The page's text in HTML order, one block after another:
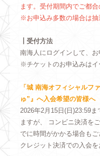
ます。受付期間内でご都
※お申込み多数の場合は抽
┃受付方法
南海人にログインして、お
※チケットのお申込みはイ
「城 南海オフィシャルフ
ゅ”』へ入会希望の皆様へ
2026年2月15日(日)23:59
ますが、 コンビニ決済を
でに時間がかかる場合も
クレジット決済での入会を